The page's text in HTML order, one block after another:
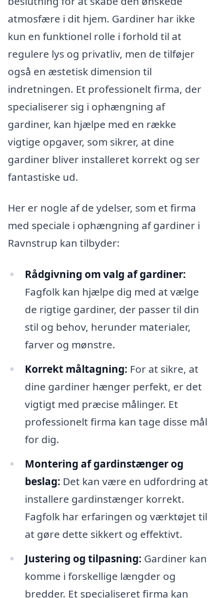
atmosfære i dit hjem. Gardiner har ikke
kun en funktionel rolle i forhold til at
regulere lys og privatliv, men de tilføjer
også en æstetisk dimension til
indretningen. Et professionelt firma, der
specialiserer sig i ophængning af
gardiner, kan hjælpe med en række
vigtige opgaver, som sikrer, at dine
gardiner bliver installeret korrekt og ser
fantastiske ud.
Her er nogle af de ydelser, som et firma
med speciale i ophængning af gardiner i
Ravnstrup kan tilbyder:
Rådgivning om valg af gardiner:
Fagfolk kan hjælpe dig med at vælge
de rigtige gardiner, der passer til din
stil og behov, herunder materialer,
farver og mønstre.
Korrekt måltagning: For at sikre, at
dine gardiner hænger perfekt, er det
vigtigt med præcise målinger. Et
professionelt firma kan tage disse mål
for dig.
Montering af gardinstænger og
beslag: Det kan være en udfordring at
installere gardinstænger korrekt.
Fagfolk har erfaringen og værktøjet til
at gøre dette sikkert og effektivt.
Justering og tilpasning: Gardiner kan
komme i forskellige længder og
bredder. Et specialiseret firma kan